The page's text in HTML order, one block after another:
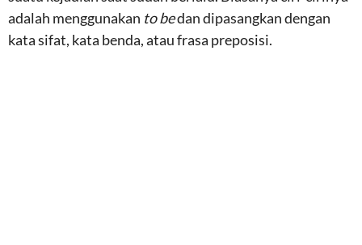
adalah menggunakan to bedan dipasangkan dengan
kata sifat, kata benda, atau frasa preposisi.